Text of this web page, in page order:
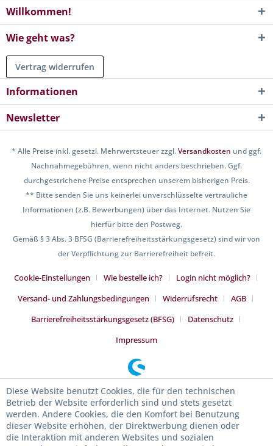
Willkommen!
Wie geht was?
Vertrag widerrufen
Informationen
Newsletter
* Alle Preise inkl. gesetzl. Mehrwertsteuer zzgl.Versandkosten und ggf.
Nachnahmegebühren, wenn nicht anders beschrieben. Ggf.
durchgestrichene Preise entsprechen unserem bisherigen Preis.
** Bitte senden Sie uns keinerlei unverschlüsselte vertrauliche
Informationen (z.B. Bewerbungen) über das Internet. Nutzen Sie
hierfür bitte den Postweg.
Gemäß § 3 Abs. 3 BFSG (Barrierefreiheitsstärkungsgesetz) sind wir von
der Verpflichtung zur Barrierefreiheit befreit.
Cookie-Einstellungen Wie bestelle ich?
Login nicht möglich?
Versand- und Zahlungsbedingungen
Widerrufsrecht
AGB
Barrierefreiheitsstärkungsgesetz (BFSG)
Datenschutz
Impressum
Diese Website benutzt Cookies, die für den technischen
Betrieb der Website erforderlich sind und stets gesetzt
werden. Andere Cookies, die den Komfort bei Benutzung
dieser Website erhöhen, der Direktwerbung dienen oder
die Interaktion mit anderen Websites und sozialen